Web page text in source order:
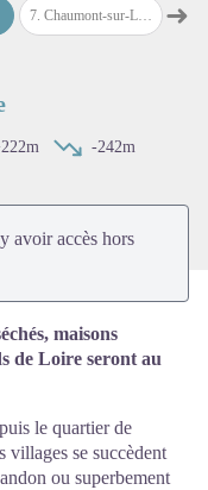
7. Chaumont-sur-Loire à Amboise 8.
➜
-242m
avoir accès hors
maisons
de Loire seront au
le quartier de
villages se succèdent
ou superbement